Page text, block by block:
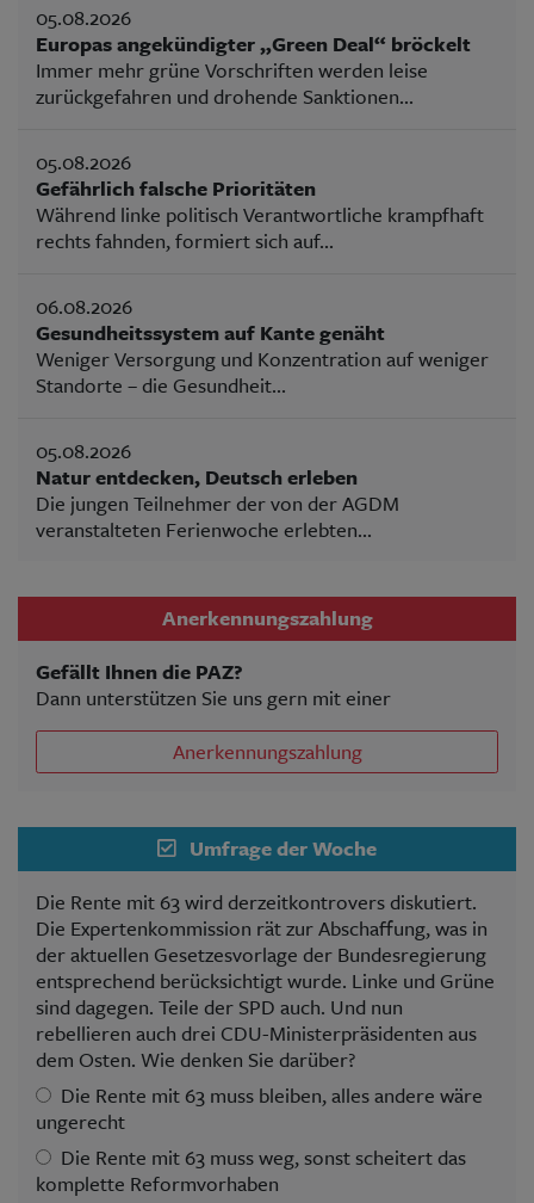
05.08.2026
Europas angekündigter „Green Deal“ bröckelt
Immer mehr grüne Vorschriften werden leise
zurückgefahren und drohende Sanktionen...
05.08.2026
Gefährlich falsche Prioritäten
Während linke politisch Verantwortliche krampfhaft
rechts fahnden, formiert sich auf...
06.08.2026
Gesundheitssystem auf Kante genäht
Weniger Versorgung und Konzentration auf weniger
Standorte – die Gesundheit...
05.08.2026
Natur entdecken, Deutsch erleben
Die jungen Teilnehmer der von der AGDM
veranstalteten Ferienwoche erlebten...
Anerkennungszahlung
Gefällt Ihnen die PAZ?
Dann unterstützen Sie uns gern mit einer
Anerkennungszahlung
Umfrage der Woche
Die Rente mit 63 wird derzeitkontrovers diskutiert.
Die Expertenkommission rät zur Abschaffung, was in
der aktuellen Gesetzesvorlage der Bundesregierung
entsprechend berücksichtigt wurde. Linke und Grüne
sind dagegen. Teile der SPD auch. Und nun
rebellieren auch drei CDU-Ministerpräsidenten aus
dem Osten. Wie denken Sie darüber?
Die Rente mit 63 muss bleiben, alles andere wäre
ungerecht
Die Rente mit 63 muss weg, sonst scheitert das
komplette Reformvorhaben